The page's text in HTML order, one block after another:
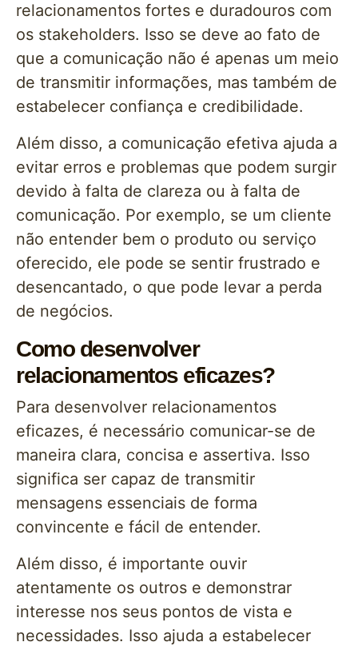
relacionamentos fortes e duradouros com
os stakeholders. Isso se deve ao fato de
que a comunicação não é apenas um meio
de transmitir informações, mas também de
estabelecer confiança e credibilidade.
Além disso, a comunicação efetiva ajuda a
evitar erros e problemas que podem surgir
devido à falta de clareza ou à falta de
comunicação. Por exemplo, se um cliente
não entender bem o produto ou serviço
oferecido, ele pode se sentir frustrado e
desencantado, o que pode levar a perda
de negócios.
Como desenvolver
relacionamentos eficazes?
Para desenvolver relacionamentos
eficazes, é necessário comunicar-se de
maneira clara, concisa e assertiva. Isso
significa ser capaz de transmitir
mensagens essenciais de forma
convincente e fácil de entender.
Além disso, é importante ouvir
atentamente os outros e demonstrar
interesse nos seus pontos de vista e
necessidades. Isso ajuda a estabelecer